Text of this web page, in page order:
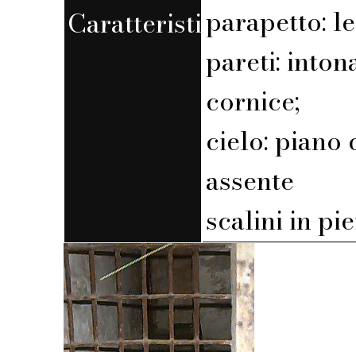
Caratteristicheparapetto:
pareti:
cornice;
cielo: piano
assente
scalini in